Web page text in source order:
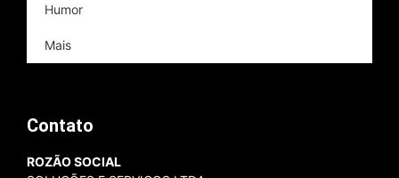
Humor
Mais
Contato
ROZÃO SOCIAL